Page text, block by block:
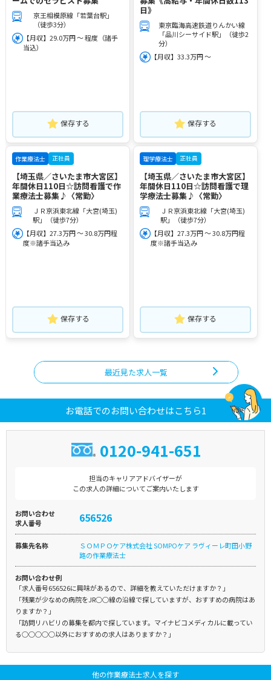
京王相模原線「若葉台駅」
（徒歩3分）
【月収】29.0万円 ～ 程度（諸手
当込）
保存する
日》
東京臨海高速鉄道りんかい線
「品川シーサイド駅」（徒歩2
分）
【月収】33.3万円 ～
保存する
作業療法士 正社員
【埼玉県／さいたま市大宮区】
年間休日110日☆訪問看護で作
業療法士募集♪〈常勤〉
ＪＲ京浜東北線「大宮(埼玉)
駅」（徒歩7分）
【月収】27.3万円 ～ 30.8万円程
度※諸手当込み
保存する
理学療法士 正社員
【埼玉県／さいたま市大宮区】
年間休日110日☆訪問看護で理
学療法士募集♪〈常勤〉
ＪＲ京浜東北線「大宮(埼玉)
駅」（徒歩7分）
【月収】27.3万円 ～ 30.8万円程
度※諸手当込み
保存する
最近見た求人一覧
お電話でのお問い合わせはこちら1
0120-941-651
担当のキャリアアドバイザーが
この求人の詳細についてご案内いたします
お問い合わせ
求人番号
656526
募集先名称
ＳＯＭＰＯケア株式会社 SOMPOケア ラヴィーレ町田小野
路の作業療法士
お問い合わせ例
「求人番号656526に興味があるので、詳細を教えていただけますか？」
「残業が少なめの病院をJR○○線の沿線で探していますが、おすすめの病院はあ
りますか？」
「訪問リハビリの募集を都内で探しています。マイナビコメディカルに載ってい
る○○○○○以外におすすめの求人はありますか？」
他の作業療法士求人を探す